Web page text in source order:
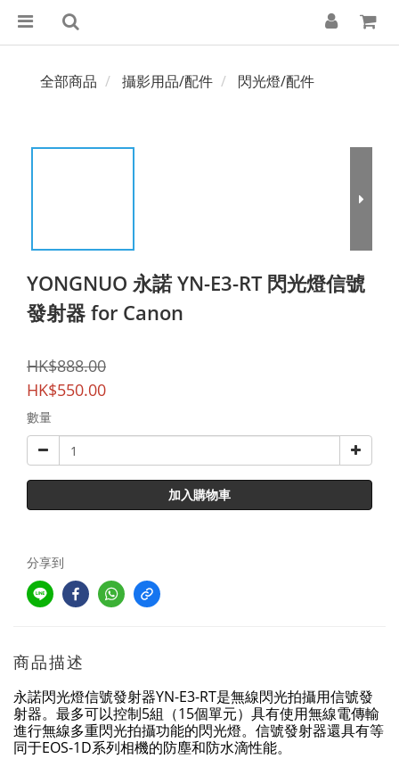
全部商品 攝影用品/配件 閃光燈/配件
YONGNUO 永諾 YN-E3-RT 閃光燈信號
發射器 for Canon
HK$888.00
HK$550.00
數量
加入購物車
分享到
商品描述
永諾閃光燈信號發射器YN-E3-RT是無線閃光拍攝用信號發
射器。最多可以控制5組（15個單元）具有使用無線電傳輸
進行無線多重閃光拍攝功能的閃光燈。信號發射器還具有等
同于EOS-1D系列相機的防塵和防水滴性能。